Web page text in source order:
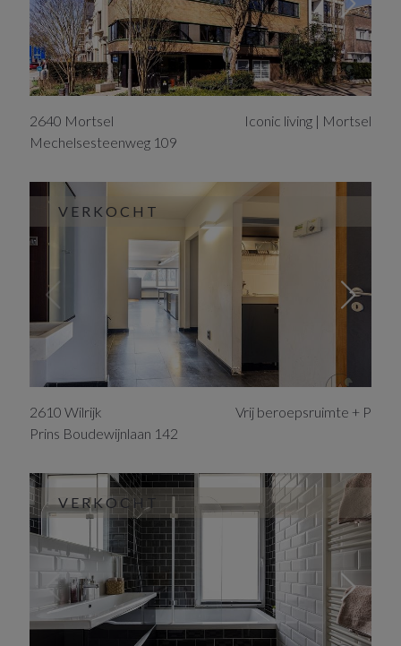
2640 Mortsel
Mechelsesteenweg 109
Iconic living | Mortsel
VERKOCHT
2610 Wilrijk
Prins Boudewijnlaan 142
Vrij beroepsruimte + P
VERKOCHT